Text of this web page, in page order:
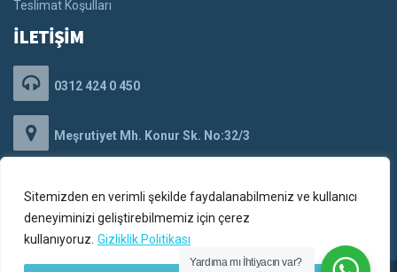
Sitemizden en verimli şekilde faydalanabilmeniz ve kullanıcı
deneyiminizi geliştirebilmemiz için çerez
kullanıyoruz. Gizliklik Politikası
Teslimat Koşulları
İLETİŞİM
0312 424 0 450
Meşrutiyet Mh. Konur Sk. No:32/3
iletisim@pemabilisim.com
Yardıma mı İhtiyacın var?